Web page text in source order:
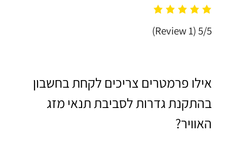
5/5
(1 Review)
אילו פרמטרים צריכים לקחת בחשבון
בהתקנת גדרות לסביבת תנאי מזג
האוויר?